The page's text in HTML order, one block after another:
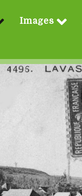
Images